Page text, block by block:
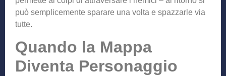
può semplicemente sparare una volta e spazzarle via
tutte.
Quando la Mappa
Diventa Personaggio